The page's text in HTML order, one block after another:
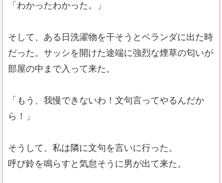
「わかったわかった。」
そして、ある日洗濯物を干そうとベランダに出た時
だった。サッシを開けた途端に強烈な煙草の匂いが
部屋の中まで入って来た。
「もう、我慢できないわ！文句言ってやるんだか
ら！」
そうして、私は隣に文句を言いに行った。
呼び鈴を鳴らすと気怠そうに男が出て来た。